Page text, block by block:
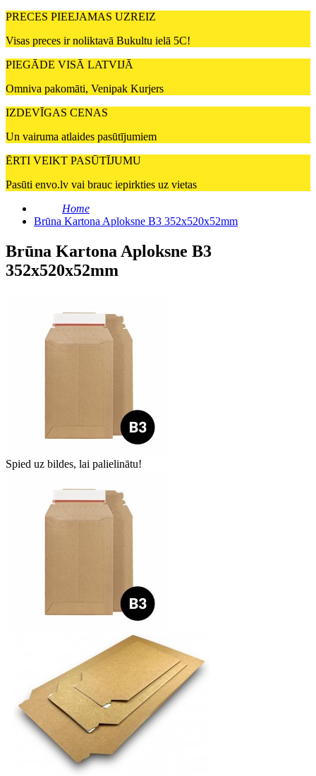
PRECES PIEEJAMAS UZREIZ
Visas preces ir noliktavā Bukultu ielā 5C!
PIEGĀDE VISĀ LATVIJĀ
Omniva pakomāti, Venipak Kurjers
IZDEVĪGAS CENAS
Un vairuma atlaides pasūtījumiem
ĒRTI VEIKT PASŪTĪJUMU
Pasūti envo.lv vai brauc iepirkties uz vietas
Home
Brūna Kartona Aploksne B3 352x520x52mm
Brūna Kartona Aploksne B3
352x520x52mm
Spied uz bildes, lai palielinātu!